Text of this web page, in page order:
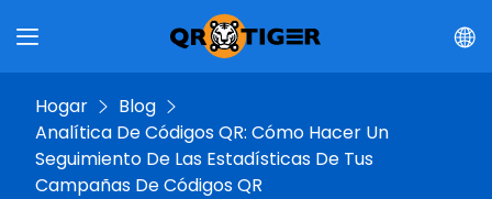
Hogar
Blog
Analítica De Códigos QR: Cómo Hacer Un
Seguimiento De Las Estadísticas De Tus
Campañas De Códigos QR